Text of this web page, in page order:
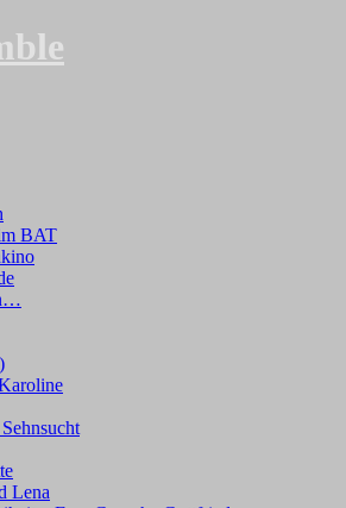
BAT
Lena